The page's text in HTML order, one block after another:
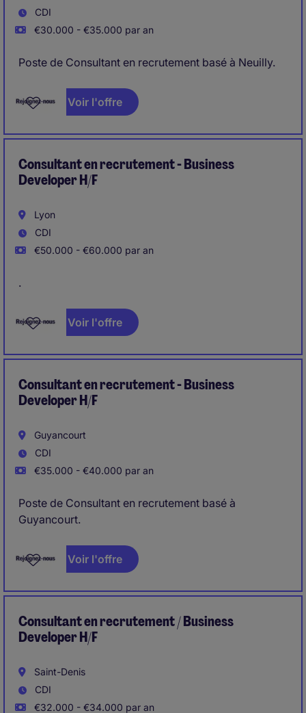
CDI
€30.000 - €35.000 par an
Poste de Consultant en recrutement basé à Neuilly.
Voir l'offre
Consultant en recrutement - Business
Developer H/F
Lyon
CDI
€50.000 - €60.000 par an
.
Voir l'offre
Consultant en recrutement - Business
Developer H/F
Guyancourt
CDI
€35.000 - €40.000 par an
Poste de Consultant en recrutement basé à
Guyancourt.
Voir l'offre
Consultant en recrutement / Business
Developer H/F
Saint-Denis
CDI
€32.000 - €34.000 par an